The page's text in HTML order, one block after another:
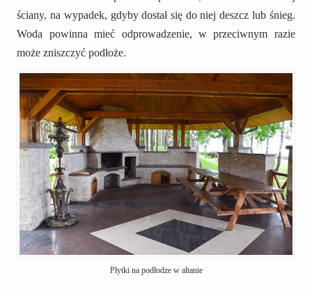
ściany, na wypadek, gdyby dostał się do niej deszcz lub śnieg.
Woda powinna mieć odprowadzenie, w przeciwnym razie
może zniszczyć podłoże.
Płytki na podłodze w altanie